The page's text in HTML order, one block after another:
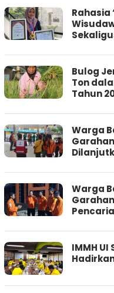
Rahasia
Bulog
Ton
Tahun
Warga
Warga
IMMH UI